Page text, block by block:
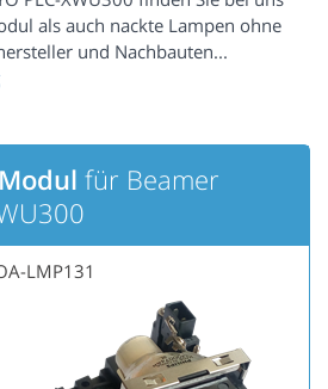
als auch nackte Lampen ohne
und Nachbauten...
für Beamer
LMP131